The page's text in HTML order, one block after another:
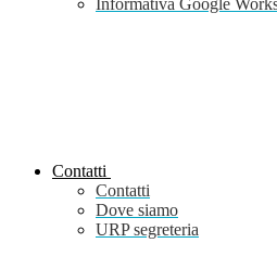
Informativa Google
Contatti
Contatti
Dove siamo
URP segreteria